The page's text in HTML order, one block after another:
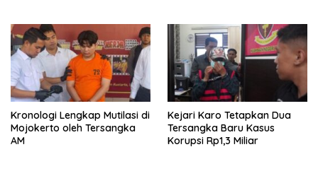
Kronologi Lengkap Mutilasi di
Mojokerto oleh Tersangka
AM
Kejari Karo Tetapkan Dua
Tersangka Baru Kasus
Korupsi Rp1,3 Miliar